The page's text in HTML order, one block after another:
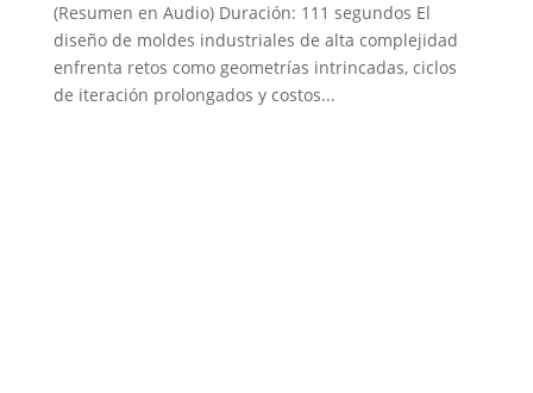
(Resumen en Audio) Duración: 111 segundos El
diseño de moldes industriales de alta complejidad
enfrenta retos como geometrías intrincadas, ciclos
de iteración prolongados y costos...